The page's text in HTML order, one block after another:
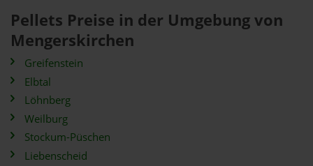
Pellets Preise in der Umgebung von
Mengerskirchen
Greifenstein
Elbtal
Löhnberg
Weilburg
Stockum-Püschen
Liebenscheid